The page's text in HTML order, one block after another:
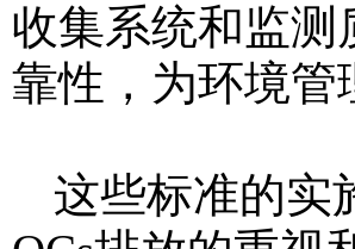
收集系统和监
靠性，为环境管
这些标准的实